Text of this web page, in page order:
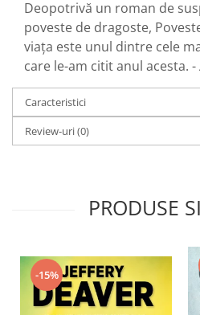
Deopotrivă un roman de
poveste de dragoste,
viața este unul dintre cele
care le-am citit anul acesta.
Caracteristici
Review-uri(0)
PRODUSE
-15%